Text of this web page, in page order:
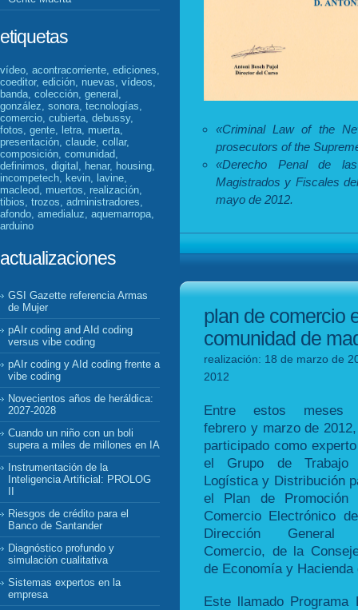
etiquetas
vídeo, acontracorriente, ediciones,
coeditor, edición, nuevas, vídeos,
banda, colección, general,
gonzález, sonora, tecnologías,
comercio, cubierta, debussy,
fotos, gente, letra, muerta,
presentación, claude, collar,
composición, comunidad,
definimos, digital, henar, housing,
incompetech, kevin, lavine,
macleod, muertos, realización,
tibios, trozos, administradores,
afondo, amedialuz, aquemarropa,
arduino
actualizaciones
GSI Gazette referencia Armas
de Mujer
pAIr coding and AId coding
versus vibe coding
pAIr coding y AId coding frente a
vibe coding
Novecientos años de heráldica:
2027-2028
Cuando un niño con un boli
supera a miles de millones en IA
Instrumentación de la
Inteligencia Artificial: PROLOG
Riesgos de crédito para el
Banco de Santander
Diagnóstico profundo y
simulación cualitativa
Sistemas expertos en la
empresa
«Criminal Law of the
prosecutors of the
«Derecho Penal de
Magistrados y Fiscales
mayo de 2012.
plan de comercio
comunidad de
realización: 18 de marzo de
2012
Entre estos meses
febrero y marzo de
participado como
el Grupo de Trabajo
Logística y Distribución
el Plan de Promoción
Comercio Electrónico
Dirección General
Comercio, de la
de Economía y
Este llamado